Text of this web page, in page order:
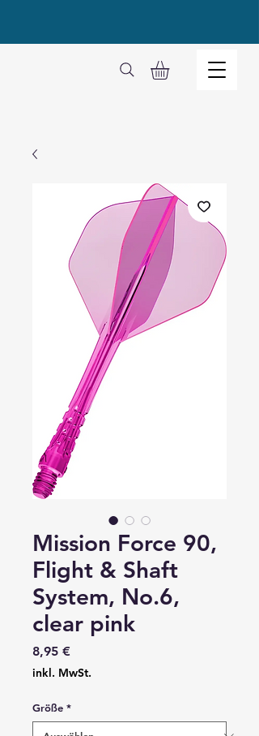
Mission Force 90,
Flight & Shaft
System, No.6,
clear pink
8,95 €
inkl. MwSt.
Größe *